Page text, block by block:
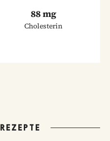
88 mg
Cholesterin